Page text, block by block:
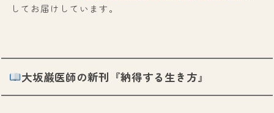
してお届けしています。
大坂巌医師の新刊『納得する生き方』